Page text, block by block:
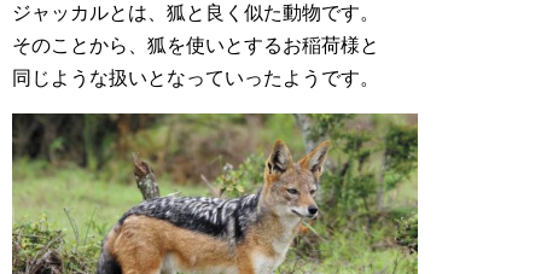
ジャッカルとは、狐と良く似た動物です。
そのことから、狐を使いとするお稲荷様と
同じような扱いとなっていったようです。